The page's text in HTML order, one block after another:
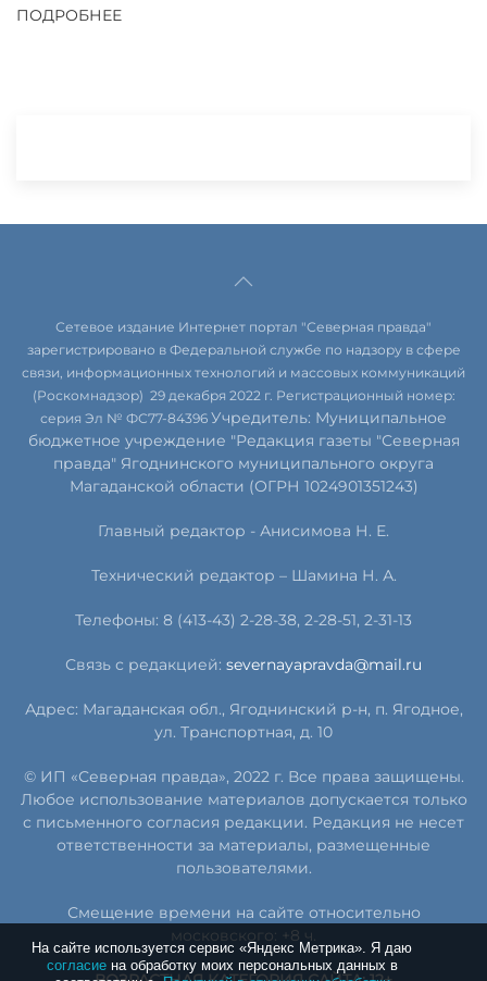
ПОДРОБНЕЕ
На сайте используется сервис «Яндекс Метрика». Я даю
согласиена обработку моих персональных данных в
Сетевое издание Интернет портал "Северная правда"
зарегистрировано в Федеральной службе по надзору в сфере
связи, информационных технологий и массовых коммуникаций
(Роскомнадзор) 29 декабря 2022 г. Регистрационный номер:
серия Эл № ФС77-84396 Учредитель: Муниципальное
бюджетное учреждение "Редакция газеты "Северная
правда" Ягоднинского муниципального округа
Магаданской области (ОГРН 1024901351243)
Главный редактор - Анисимова Н. Е.
Технический редактор – Шамина Н. А.
Телефоны: 8 (413-43) 2-28-38, 2-28-51, 2-31-13
Связь с редакцией: severnayapravda@mail.ru
Адрес: Магаданская обл., Ягоднинский р-н, п. Ягодное,
ул. Транспортная, д. 10
© ИП «Северная правда», 2022 г. Все права защищены.
Любое использование материалов допускается только
с письменного согласия редакции. Редакция не несет
ответственности за материалы, размещенные
пользователями.
Смещение времени на сайте относительно
московского: +8 ч.